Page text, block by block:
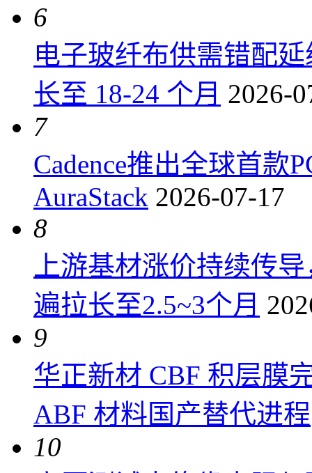
6
电子玻纤布供需错配
长至 18-24 个月 2026-
7
Cadence推出全球首款
AuraStack 2026-07-17
8
上游基材涨价持续传
遍拉长至2.5~3个月
9
华正新材 CBF 积层膜
ABF 材料国产替代进程
10